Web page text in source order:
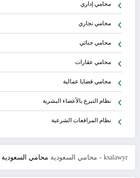
محامي إداري
محامي تجاري
محامي جنائي
محامي عقارات
محامي قضايا عمالية
نظام التبرع بالأعضاء البشرية
نظام المرافعات الشرعية
ksalawyr - محامي السعودية محامي السعودية